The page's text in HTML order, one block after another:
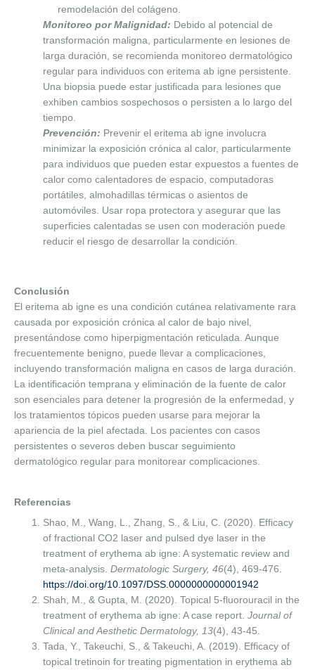
remodelación del colágeno.
Monitoreo por Malignidad: Debido al potencial de
transformación maligna, particularmente en lesiones de
larga duración, se recomienda monitoreo dermatológico
regular para individuos con eritema ab igne persistente.
Una biopsia puede estar justificada para lesiones que
exhiben cambios sospechosos o persisten a lo largo del
tiempo.
Prevención: Prevenir el eritema ab igne involucra
minimizar la exposición crónica al calor, particularmente
para individuos que pueden estar expuestos a fuentes de
calor como calentadores de espacio, computadoras
portátiles, almohadillas térmicas o asientos de
automóviles. Usar ropa protectora y asegurar que las
superficies calentadas se usen con moderación puede
reducir el riesgo de desarrollar la condición.
Conclusión
El eritema ab igne es una condición cutánea relativamente rara
causada por exposición crónica al calor de bajo nivel,
presentándose como hiperpigmentación reticulada. Aunque
frecuentemente benigno, puede llevar a complicaciones,
incluyendo transformación maligna en casos de larga duración.
La identificación temprana y eliminación de la fuente de calor
son esenciales para detener la progresión de la enfermedad, y
los tratamientos tópicos pueden usarse para mejorar la
apariencia de la piel afectada. Los pacientes con casos
persistentes o severos deben buscar seguimiento
dermatológico regular para monitorear complicaciones.
Referencias
Shao, M., Wang, L., Zhang, S., & Liu, C. (2020). Efficacy
of fractional CO2 laser and pulsed dye laser in the
treatment of erythema ab igne: A systematic review and
meta-analysis.Dermatologic Surgery, 46(4), 469-476.
https://doi.org/10.1097/DSS.0000000000001942
Shah, M., & Gupta, M. (2020). Topical 5-fluorouracil in the
treatment of erythema ab igne: A case report.Journal of
Clinical and Aesthetic Dermatology, 13(4), 43-45.
Tada, Y., Takeuchi, S., & Takeuchi, A. (2019). Efficacy of
topical tretinoin for treating pigmentation in erythema ab